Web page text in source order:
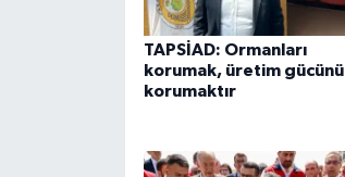
TAPSİAD: Ormanları
korumak, üretim gücünü
korumaktır